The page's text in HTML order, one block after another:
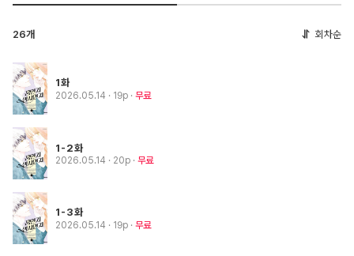
26개 회차순
1화
2026.05.14 · 19p 무료
1-2화
2026.05.14 · 20p 무료
1-3화
2026.05.14 · 19p 무료